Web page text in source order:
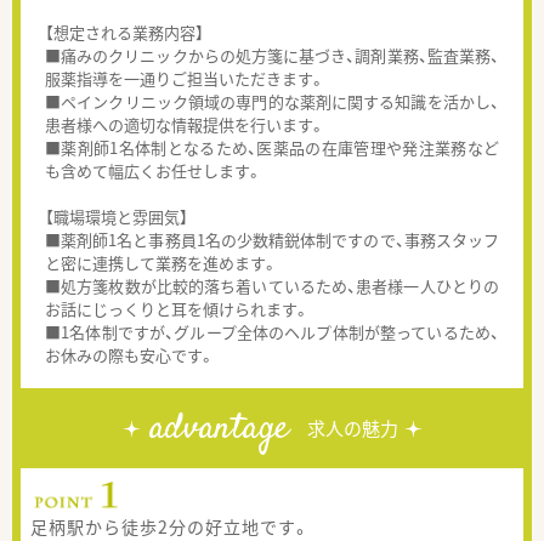
【想定される業務内容】
■痛みのクリニックからの処方箋に基づき、調剤業務、監査業務、
服薬指導を一通りご担当いただきます。
■ペインクリニック領域の専門的な薬剤に関する知識を活かし、
患者様への適切な情報提供を行います。
■薬剤師1名体制となるため、医薬品の在庫管理や発注業務など
も含めて幅広くお任せします。
【職場環境と雰囲気】
■薬剤師1名と事務員1名の少数精鋭体制ですので、事務スタッフ
と密に連携して業務を進めます。
■処方箋枚数が比較的落ち着いているため、患者様一人ひとりの
お話にじっくりと耳を傾けられます。
■1名体制ですが、グループ全体のヘルプ体制が整っているため、
お休みの際も安心です。
advantage 求人の魅力
足柄駅から徒歩2分の好立地です。